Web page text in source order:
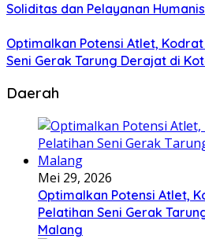
Soliditas dan Pelayanan Humanis
Optimalkan Potensi Atlet,
Seni Gerak Tarung Derajat di
Daerah
Mei 29, 2026
Optimalkan Potensi Atlet,
Pelatihan Seni Gerak
Malang